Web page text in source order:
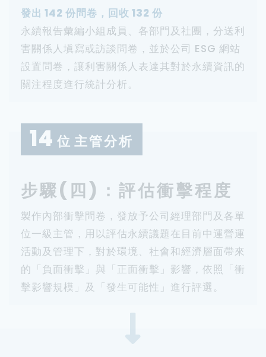
發出 142 份問卷，回收 132 份
永續報告彙編小組成員、各部門及社團，分送利
害關係人塡寫或訪談問卷，並於公司 ESG 網站
設置問卷，讓利害關係人表達其對於永續資訊的
關注程度進行統計分析。
14 位 主管分析
步驟(四)：評估衝擊程度
製作內部衝擊問卷，發放予公司經理部門及各單
位一級主管，用以評估永續議題在目前中運營運
活動及管理下，對於環境、社會和經濟層面帶來
的「負面衝擊」與「正面衝擊」影響，依照「衝
擊影響規模」及「發生可能性」進行評選。